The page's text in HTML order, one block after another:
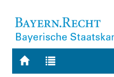
Zur
Zur